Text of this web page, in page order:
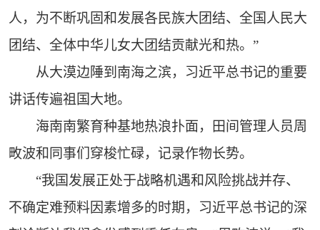
人，为不断巩固和发展各民族大团结、全国人民大
团结、全体中华儿女大团结贡献光和热。”
从大漠边陲到南海之滨，习近平总书记的重要
讲话传遍祖国大地。
海南南繁育种基地热浪扑面，田间管理人员周
畋波和同事们穿梭忙碌，记录作物长势。
“我国发展正处于战略机遇和风险挑战并存、
不确定难预料因素增多的时期，习近平总书记的深